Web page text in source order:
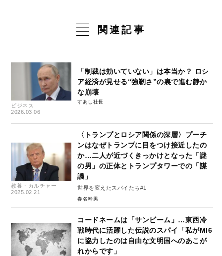
関連記事
ビジネス
2026.03.06
「制裁は効いていない」は本当か？ ロシ
ア経済が見せる“強靭さ”の裏で進む静か
な崩壊
すあし社長
教養・カルチャー
2025.02.21
〈トランプとロシア関係の深層〉プーチ
ンはなぜトランプに目をつけ接近したの
か…二人が近づくきっかけとなった「謎
の男」の正体とトランプタワーでの「謀
議」
世界を変えたスパイたち#1
春名幹男
コードネームは「サンビーム」…東西冷
戦時代に活躍した伝説のスパイ「私がMI6
に協力したのは自由な文明国へのあこが
れからです」